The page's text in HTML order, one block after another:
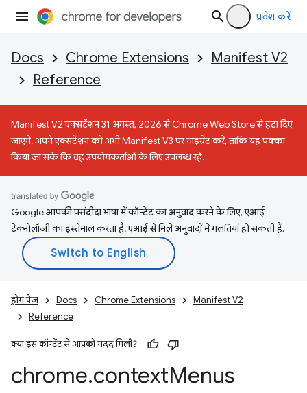
प्रवेश करें
Docs Chrome Extensions
Manifest V2
Reference
Manifest V2 एक्सटेंशन 31 अगस्त, 2026 से Chrome Web Store से हटा दिए
जाएंगे. अपने एक्सटेंशन को अभी Manifest V3 पर माइग्रेट करें, ताकि यह पक्का
किया जा सके कि वह उपयोगकर्ताओं के लिए उपलब्ध रहे.
Google आपकी पसंदीदा भाषा में कॉन्टेंट का अनुवाद करने के लिए, एआई
टेक्नोलॉजी का इस्तेमाल करता है. एआई से मिले अनुवादों में गलतियां हो सकती हैं.
होम पेज Docs Chrome Extensions
Manifest V2
Reference
क्या इस कॉन्टेंट से आपको मदद मिली?
chrome.contextMenus